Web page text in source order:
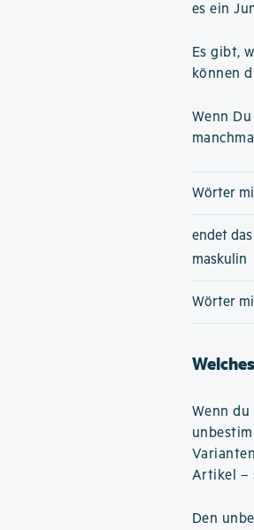
es ein
Es gibt,
können
Wenn
Wörter
endet
maskulin
Wörter
Wenn du
Artikel –
Den